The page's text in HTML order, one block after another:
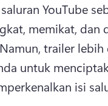
YouTube
memikat, dan
Namun, trailer lebih
untuk
isi